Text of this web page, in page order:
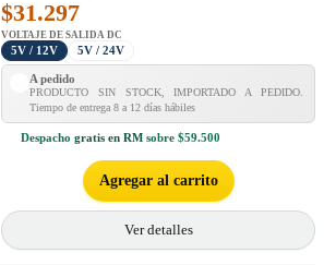
$31.297
VOLTAJE DE SALIDA DC
5V / 12V 5V / 24V
A pedido
PRODUCTO SIN STOCK, IMPORTADO A PEDIDO.
Tiempo de entrega 8 a 12 días hábiles
Despacho gratis en RM sobre $59.500
Agregar al carrito
Ver detalles